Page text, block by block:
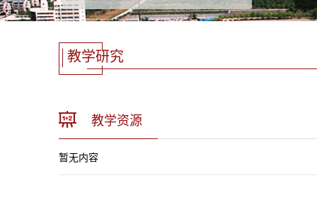
教学研究
教学资源
暂无内容